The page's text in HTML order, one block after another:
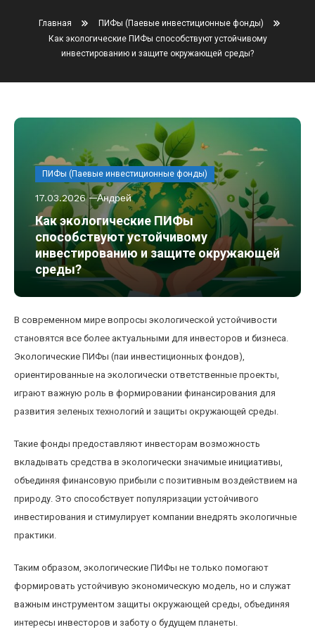
Главная
ПИФы (Паевые инвестиционные фонды)
Как экологические ПИФы способствуют устойчивому
инвестированию и защите окружающей среды?
ПИФы (Паевые инвестиционные фонды)
17.03.2026 Андрей
Как экологические ПИФы
способствуют устойчивому
инвестированию и защите окружающей
среды?
В современном мире вопросы экологической устойчивости
становятся все более актуальными для инвесторов и бизнеса.
Экологические ПИФы (паи инвестиционных фондов),
ориентированные на экологически ответственные проекты,
играют важную роль в формировании финансирования для
развития зеленых технологий и защиты окружающей среды.
Такие фонды предоставляют инвесторам возможность
вкладывать средства в экологически значимые инициативы,
объединяя финансовую прибыли с позитивным воздействием на
природу. Это способствует популяризации устойчивого
инвестирования и стимулирует компании внедрять экологичные
практики.
Таким образом, экологические ПИФы не только помогают
формировать устойчивую экономическую модель, но и служат
важным инструментом защиты окружающей среды, объединяя
интересы инвесторов и заботу о будущем планеты.